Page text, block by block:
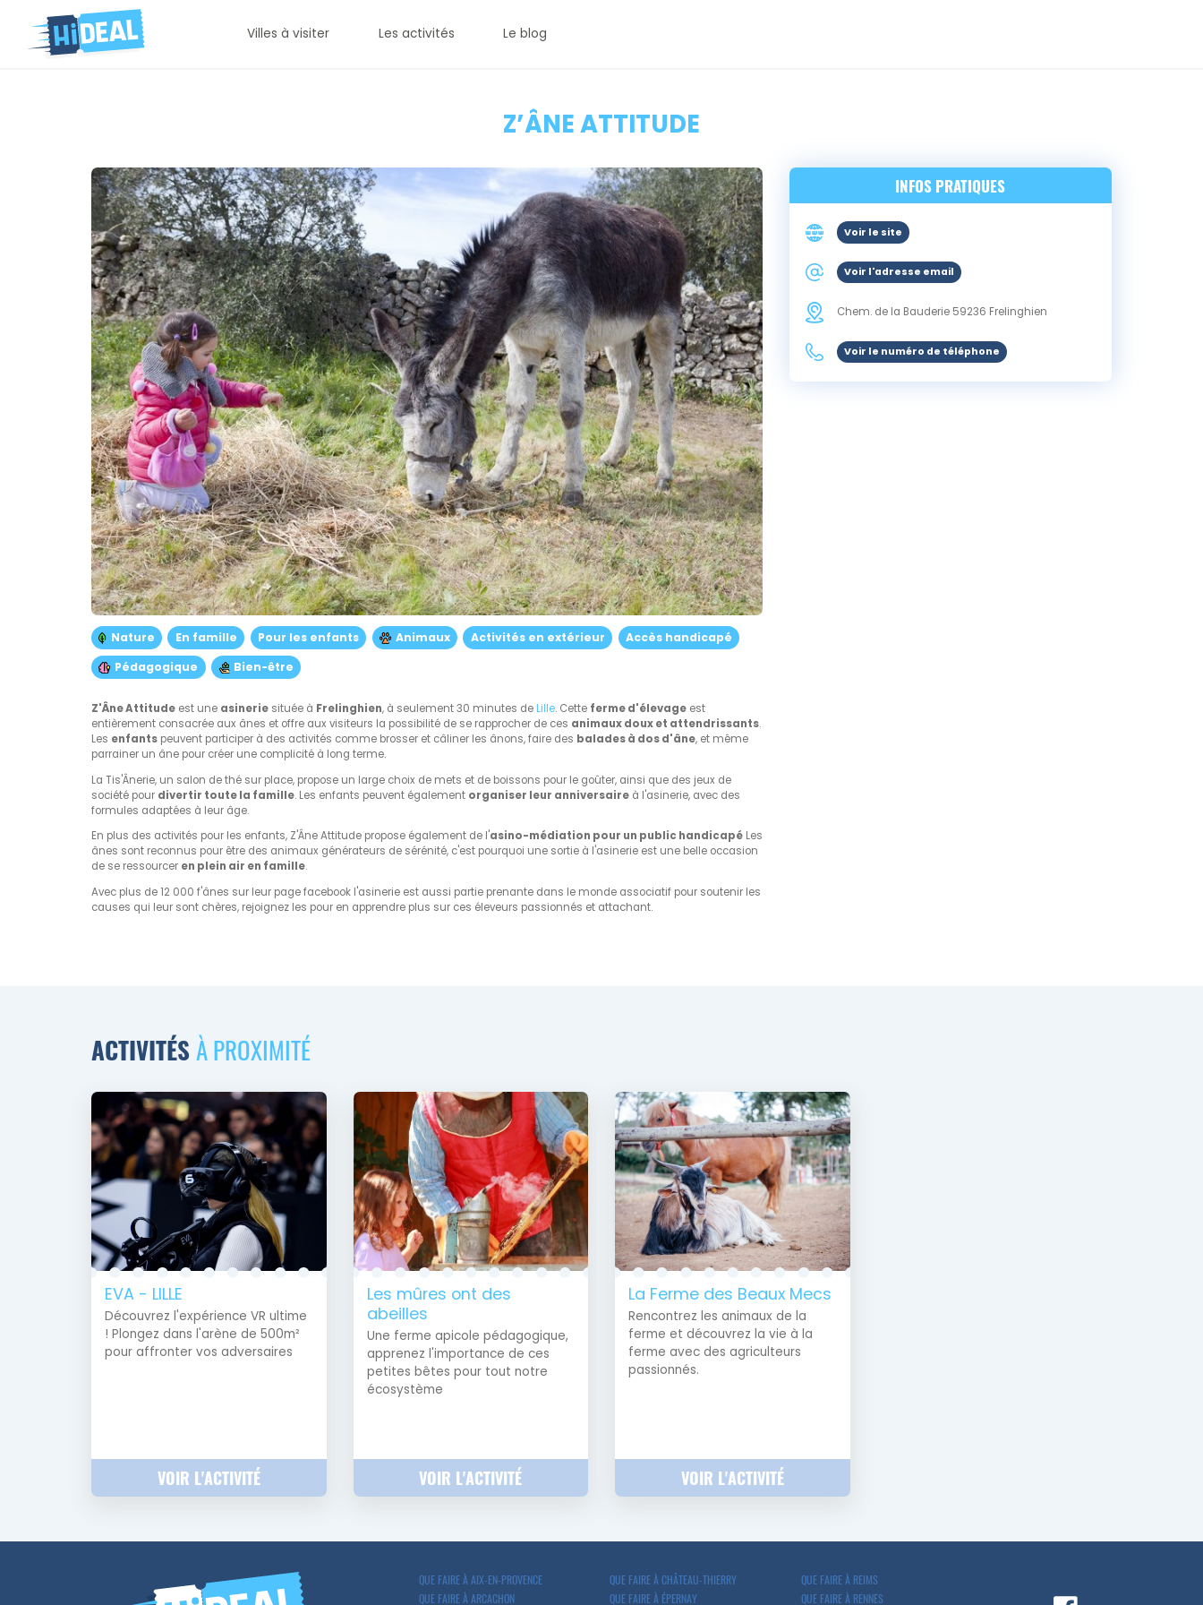
Villes à visiter Les activités Le blog
Z’ÂNE ATTITUDE
Nature En famille Pour les enfants Animaux Activités en extérieur
Accès handicapé
Pédagogique
Bien-être
Z'Âne Attitude est une asinerie située à Frelinghien, à seulement 30 minutes de Lille. Cette ferme d'élevage est
entièrement consacrée aux ânes et offre aux visiteurs la possibilité de se rapprocher de ces animaux doux et attendrissants.
Les enfants peuvent participer à des activités comme brosser et câliner les ânons, faire des balades à dos d'âne, et même
parrainer un âne pour créer une complicité à long terme.
La Tis'Ânerie, un salon de thé sur place, propose un large choix de mets et de boissons pour le goûter, ainsi que des jeux de
société pour divertir toute la famille. Les enfants peuvent également organiser leur anniversaire à l'asinerie, avec des
formules adaptées à leur âge.
En plus des activités pour les enfants, Z'Âne Attitude propose également de l'asino-médiation pour un public handicapé Les
ânes sont reconnus pour être des animaux générateurs de sérénité, c'est pourquoi une sortie à l'asinerie est une belle occasion
de se ressourcer en plein air en famille.
Avec plus de 12 000 f'ânes sur leur page facebook l'asinerie est aussi partie prenante dans le monde associatif pour soutenir les
causes qui leur sont chères, rejoignez les pour en apprendre plus sur ces éleveurs passionnés et attachant.
INFOS PRATIQUES
Voir le site
Voir l'adresse email
Chem. de la Bauderie 59236 Frelinghien
Voir le numéro de téléphone
ACTIVITÉSÀ PROXIMITÉ
EVA - LILLE
Découvrez l'expérience VR ultime
! Plongez dans l'arène de 500m²
pour affronter vos adversaires
VOIR L'ACTIVITÉ
Les mûres ont des
abeilles
Une ferme apicole pédagogique,
apprenez l'importance de ces
petites bêtes pour tout notre
écosystème
VOIR L'ACTIVITÉ
La Ferme des Beaux Mecs
Rencontrez les animaux de la
ferme et découvrez la vie à la
ferme avec des agriculteurs
passionnés.
VOIR L'ACTIVITÉ
QUE FAIRE À AIX-EN-PROVENCE
QUE FAIRE À ARCACHON
QUE FAIRE À CHÂTEAU-THIERRY
QUE FAIRE À ÉPERNAY
QUE FAIRE À REIMS
QUE FAIRE À RENNES